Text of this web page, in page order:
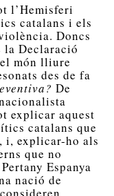
l’Hemisferi
catalans i els
Doncs
Declaració
món lliure
des de fa
De
explicar aquest
catalans que
i, explicar-ho als
que no
Espanya
nació de